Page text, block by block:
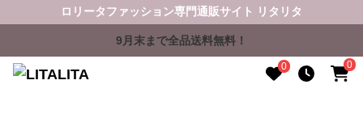
ロリータファッション専門通販サイト リタリタ
9月末まで全品送料無料！
0 0